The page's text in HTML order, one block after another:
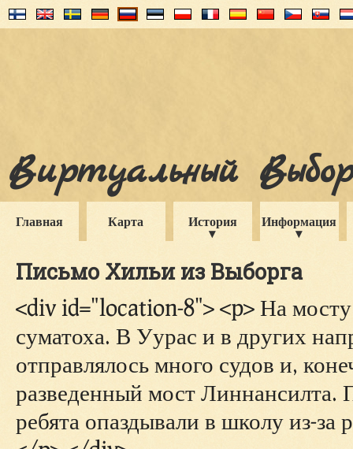
Виртуальный
Главная Карта История Информация
Письмо Хильи из Выборга
<div id="location-8"> <p> На
суматоха. В Уурас и в других
отправлялось много судов и,
разведенный мост Линнансилта.
ребята опаздывали в школу из-за